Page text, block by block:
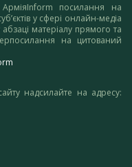
посилання на
у сфері онлайн-медіа
матеріалу прямого та
на цитований
надсилайте на адресу: